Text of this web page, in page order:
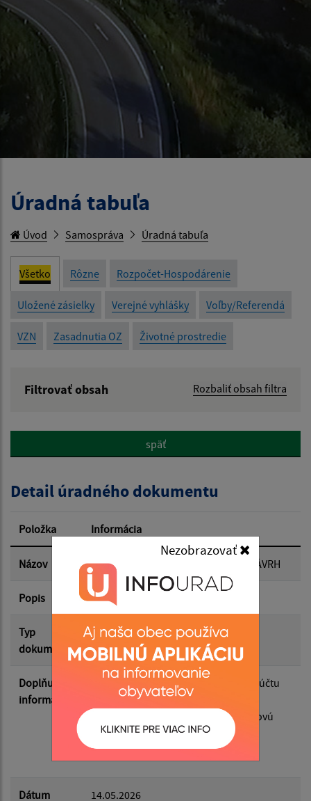
Nezobrazovať
Úradná tabuľa
Úvod Samospráva Úradná tabuľa
Všetko Rôzne Rozpočet-Hospodárenie
Uložené zásielky Verejné vyhlášky Voľby/Referendá
VZN Zasadnutia OZ Životné prostredie
Filtrovať obsah Rozbaliť obsah filtra
Popis:
Dátum zverejnenia od:
Dátum zverejnenia do:
Filtrovať Reset
späť
Detail úradného dokumentu
Položka Informácia
Názov Záverečný účet obce za rok 2025 - NÁVRH
Popis
Typ
dokumentu
Rozpočet-Hospodárenie
Doplňujúce
informácie
Pripomienky k návrhu Záverečného účtu
obce za rok 2025 je možné podávať
písomne alebo elektronicky na mailovú
adresu: ekonom@lubotin.sk do
29.05.2026.
Dátum 14.05.2026